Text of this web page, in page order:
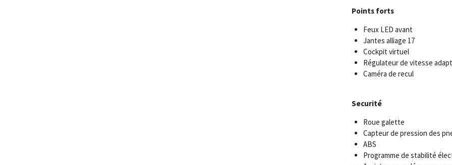
Points forts
Feux LED avant
Jantes alliage 17
Cockpit virtuel
Régulateur de vitesse
Caméra de recul
Securité
Roue galette
Capteur de pression des
ABS
Programme de stabilité